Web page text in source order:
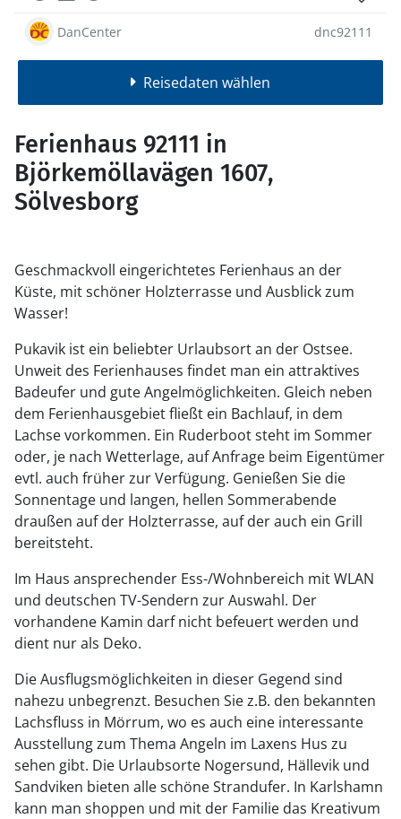
DanCenter dnc92111
Reisedaten wählen
Ferienhaus 92111 in
Björkemöllavägen 1607,
Sölvesborg
Geschmackvoll eingerichtetes Ferienhaus an der
Küste, mit schöner Holzterrasse und Ausblick zum
Wasser!
Pukavik ist ein beliebter Urlaubsort an der Ostsee.
Unweit des Ferienhauses findet man ein attraktives
Badeufer und gute Angelmöglichkeiten. Gleich neben
dem Ferienhausgebiet fließt ein Bachlauf, in dem
Lachse vorkommen. Ein Ruderboot steht im Sommer
oder, je nach Wetterlage, auf Anfrage beim Eigentümer
evtl. auch früher zur Verfügung. Genießen Sie die
Sonnentage und langen, hellen Sommerabende
draußen auf der Holzterrasse, auf der auch ein Grill
bereitsteht.
Im Haus ansprechender Ess-/Wohnbereich mit WLAN
und deutschen TV-Sendern zur Auswahl. Der
vorhandene Kamin darf nicht befeuert werden und
dient nur als Deko.
Die Ausflugsmöglichkeiten in dieser Gegend sind
nahezu unbegrenzt. Besuchen Sie z.B. den bekannten
Lachsfluss in Mörrum, wo es auch eine interessante
Ausstellung zum Thema Angeln im Laxens Hus zu
sehen gibt. Die Urlaubsorte Nogersund, Hällevik und
Sandviken bieten alle schöne Strandufer. In Karlshamn
kann man shoppen und mit der Familie das Kreativum